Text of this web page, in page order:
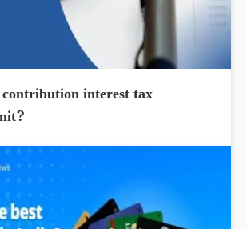
interest tax